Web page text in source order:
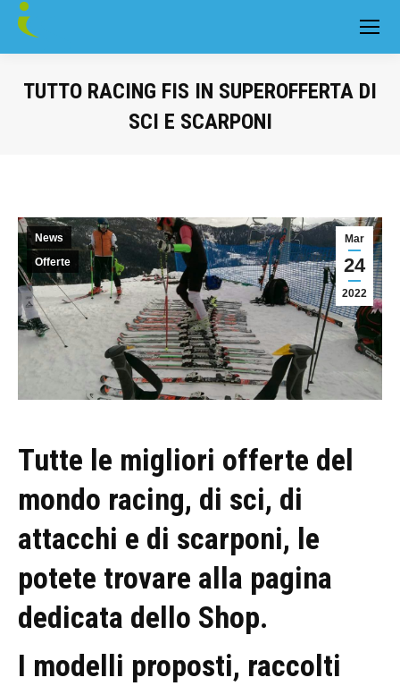
TUTTO RACING FIS IN SUPEROFFERTA DI
SCI E SCARPONI
Mar
24
2022
News
Offerte
Tutte le migliori offerte del
mondo racing, di sci, di
attacchi e di scarponi, le
potete trovare alla pagina
dedicata dello Shop.
I modelli proposti, raccolti